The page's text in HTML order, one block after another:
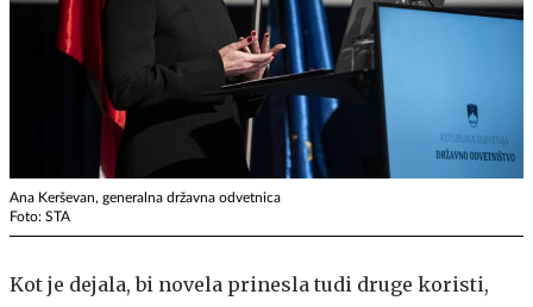
Ana Kerševan, generalna državna odvetnica
Foto: STA
Kot je dejala, bi novela prinesla tudi druge koristi,